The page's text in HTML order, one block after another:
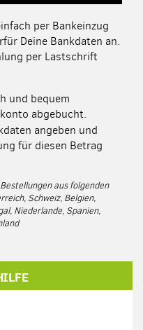
per Bankeinzug
Deine Bankdaten an.
per Lastschrift
und bequem
abgebucht.
angeben und
für diesen Betrag
aus folgenden
Schweiz, Belgien,
Niederlande, Spanien,